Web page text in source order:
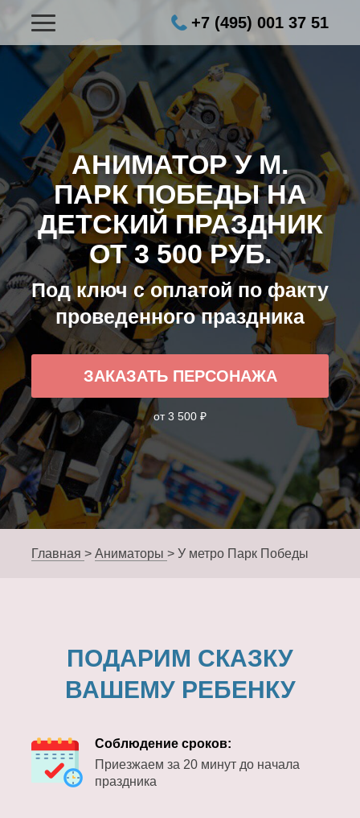
+7 (495) 001 37 51
АНИМАТОР У М.
ПАРК ПОБЕДЫ НА
ДЕТСКИЙ ПРАЗДНИК
ОТ 3 500 РУБ.
Под ключ с оплатой по факту
проведенного праздника
ЗАКАЗАТЬ ПЕРСОНАЖА
от 3 500 ₽
Главная > Аниматоры > У метро Парк Победы
ПОДАРИМ СКАЗКУ
ВАШЕМУ РЕБЕНКУ
Соблюдение сроков:
Приезжаем за 20 минут до начала
праздника